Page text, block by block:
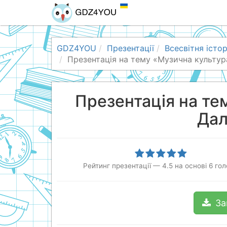
GDZ4YOU Презентації
Всесвітня
Презентація на тему «Музична
Презентація на
Рейтинг презентації — 4.5на основі 6